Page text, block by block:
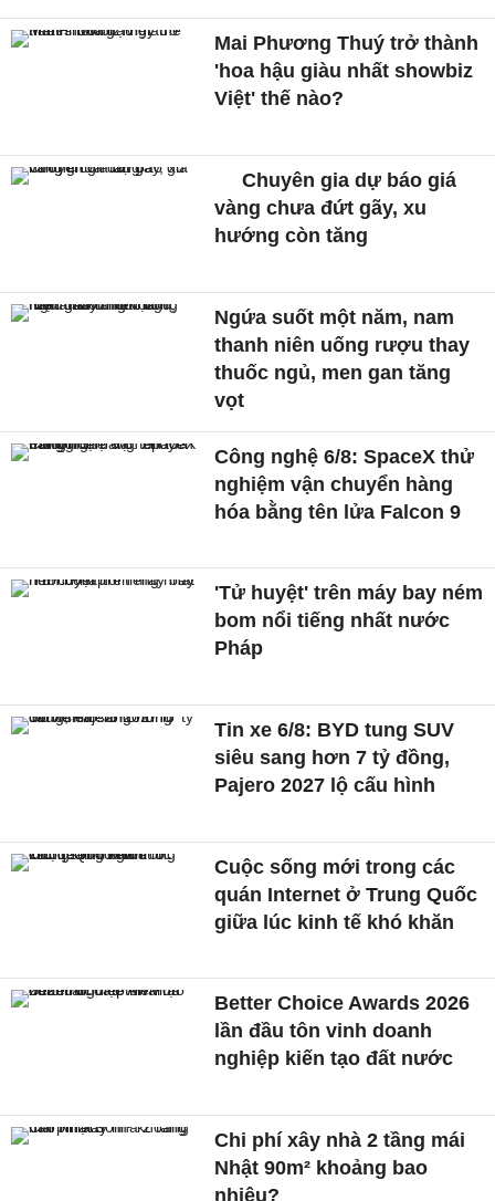
Mai Phương Thuý trở thành
'hoa hậu giàu nhất showbiz
Việt' thế nào?
Chuyên gia dự báo giá
vàng chưa đứt gãy, xu
hướng còn tăng
Ngứa suốt một năm, nam
thanh niên uống rượu thay
thuốc ngủ, men gan tăng
vọt
Công nghệ 6/8: SpaceX thử
nghiệm vận chuyển hàng
hóa bằng tên lửa Falcon 9
'Tử huyệt' trên máy bay ném
bom nổi tiếng nhất nước
Pháp
Tin xe 6/8: BYD tung SUV
siêu sang hơn 7 tỷ đồng,
Pajero 2027 lộ cấu hình
Cuộc sống mới trong các
quán Internet ở Trung Quốc
giữa lúc kinh tế khó khăn
Better Choice Awards 2026
lần đầu tôn vinh doanh
nghiệp kiến tạo đất nước
Chi phí xây nhà 2 tầng mái
Nhật 90m² khoảng bao
nhiêu?